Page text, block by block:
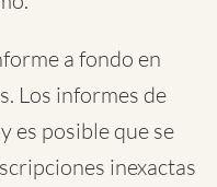
a fondo en
Los informes de
es posible que se
inexactas